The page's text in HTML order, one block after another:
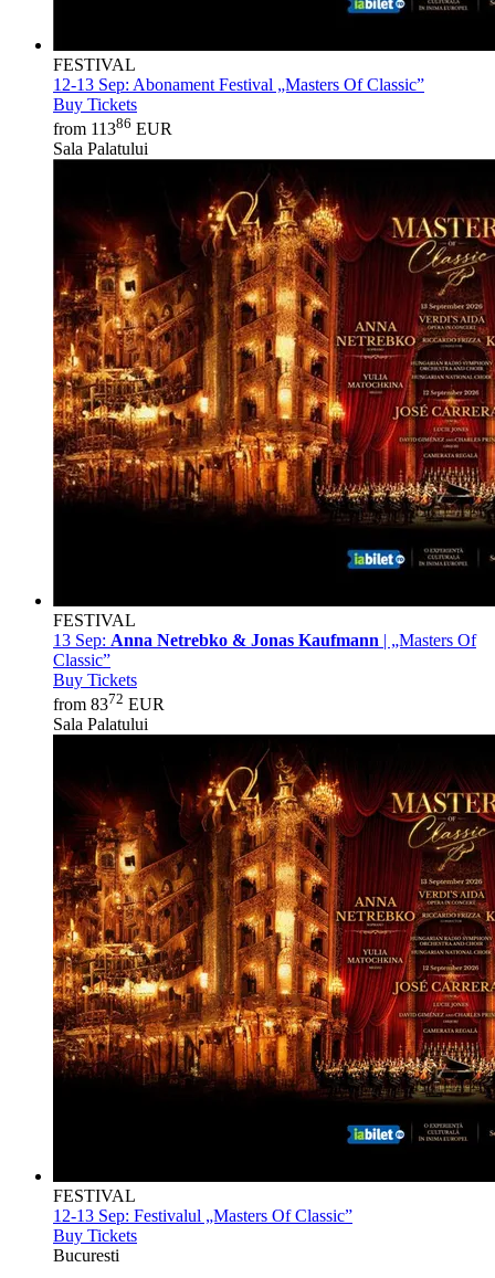
FESTIVAL
12-13 Sep: Abonament Festival „Masters Of Classic”
Buy Tickets
from 11386 EUR
Sala Palatului
FESTIVAL
13 Sep: Anna Netrebko & Jonas Kaufmann | „Masters Of
Classic”
Buy Tickets
from 8372 EUR
Sala Palatului
FESTIVAL
12-13 Sep: Festivalul „Masters Of Classic”
Buy Tickets
Bucuresti